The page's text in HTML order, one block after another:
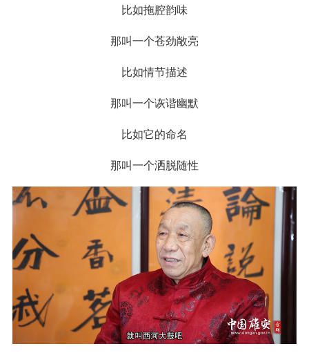
比如拖腔韵味
那叫一个苍劲敞亮
比如情节描述
那叫一个诙谐幽默
比如它的命名
那叫一个洒脱随性